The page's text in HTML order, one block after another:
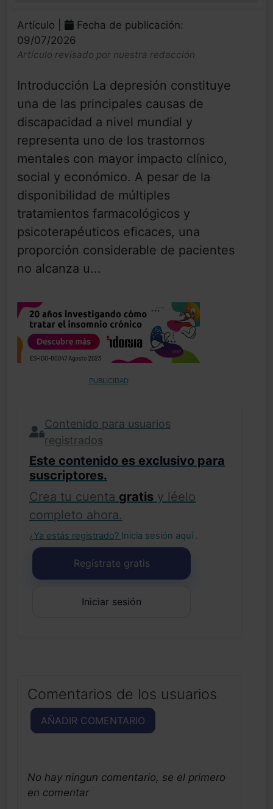
Artículo |
Fecha de publicación:
09/07/2026
Artículo revisado por nuestra redacción
Introducción La depresión constituye
una de las principales causas de
discapacidad a nivel mundial y
representa uno de los trastornos
mentales con mayor impacto clínico,
social y económico. A pesar de la
disponibilidad de múltiples
tratamientos farmacológicos y
psicoterapéuticos eficaces, una
proporción considerable de pacientes
no alcanza u...
PUBLICIDAD
Contenido para usuarios
registrados
Este contenido es exclusivo para
suscriptores.
Crea tu cuenta gratis y léelo
completo ahora.
¿Ya estás registrado? Inicia sesión aquí
Regístrate gratis
Iniciar sesión
Comentarios de los usuarios
AÑADIR COMENTARIO
No hay ningun comentario, se el primero
en comentar